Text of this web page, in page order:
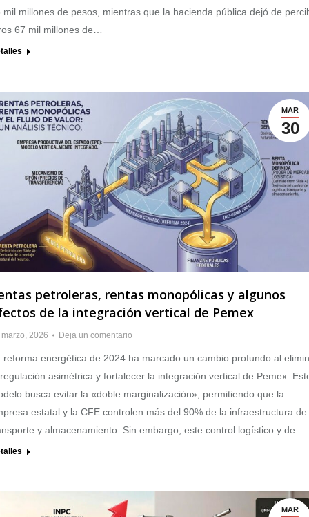
mil millones de pesos, mientras que la hacienda pública dejó de
67 mil millones de…
MAR
30
petroleras, rentas monopólicas y algunos
de la integración vertical de Pemex
2026 Deja un comentario
reforma energética de 2024 ha marcado un cambio profundo al
asimétrica y fortalecer la integración vertical de Pemex.
busca evitar la «doble marginalización», permitiendo que la
estatal y la CFE controlen más del 90% de la infraestructura de
y almacenamiento. Sin embargo, este control logístico y de…
MAR